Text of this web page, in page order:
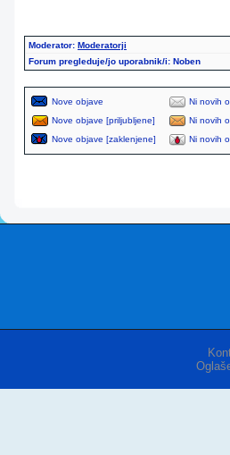
Moderator: Moderatorji
Forum pregleduje/jo uporabnik/i: Noben
Nove objave Ni novih
Nove objave [priljubljene]
Ni novih
Nove objave [zaklenjene]
Ni novih